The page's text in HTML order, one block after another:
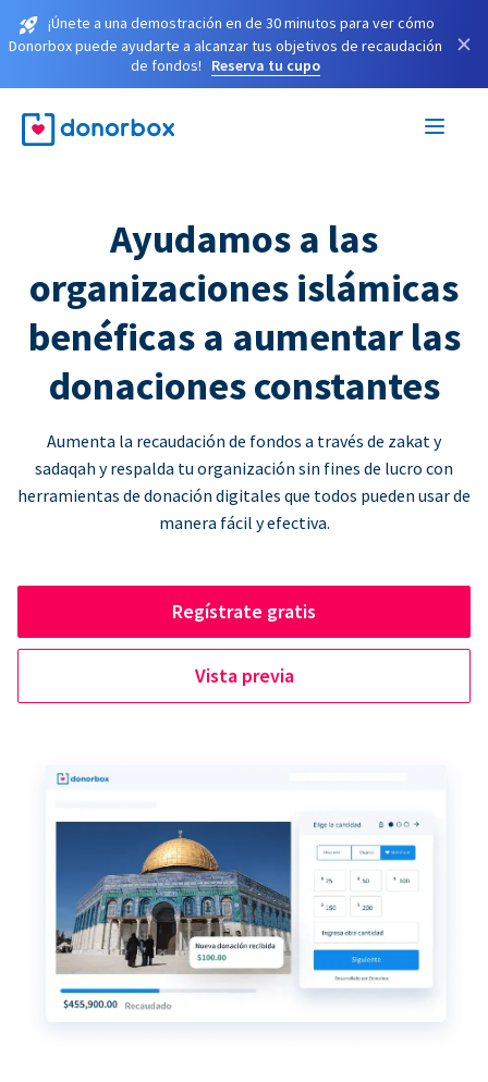
¡Únete a una demostración en de 30 minutos para ver cómo
Donorbox puede ayudarte a alcanzar tus objetivos de recaudación
de fondos!
Reserva tu cupo
×
Ayudamos a las
organizaciones islámicas
benéficas a aumentar las
donaciones constantes
Aumenta la recaudación de fondos a través de zakat y
sadaqah y respalda tu organización sin fines de lucro con
herramientas de donación digitales que todos pueden usar de
manera fácil y efectiva.
Regístrate gratis
Vista previa